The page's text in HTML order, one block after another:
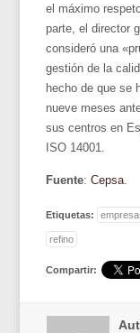
el máximo
parte, el director
consideró una
gestión de la
hecho de que se
nueve meses
sus centros en
ISO 14001.
Fuente:Cepsa
Etiquetas:
refino
Compartir: